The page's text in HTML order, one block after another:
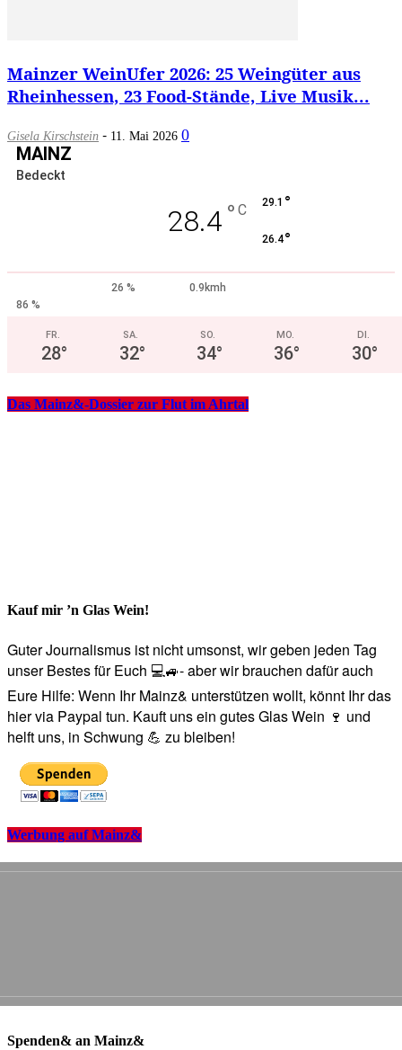
Mainzer WeinUfer 2026: 25 Weingüter aus
Rheinhessen, 23 Food-Stände, Live Musik...
Gisela Kirschstein - 11. Mai 2026 0
MAINZ
Bedeckt
28.4 ° C 29.1 °
26.4°
26 %
0.9kmh
86 %
FR.
28°
SA.
32°
SO.
34°
MO.
36°
DI.
30°
Das Mainz&-Dossier zur Flut im Ahrtal
Kauf mir ’n Glas Wein!
Guter Journalismus ist nicht umsonst, wir geben jeden Tag
unser Bestes für Euch 💻🚙- aber wir brauchen dafür auch
Eure Hilfe: Wenn Ihr Mainz& unterstützen wollt, könnt Ihr das
hier via Paypal tun. Kauft uns ein gutes Glas Wein 🍷 und
helft uns, in Schwung 💪 zu bleiben!
Werbung auf Mainz&
Spenden& an Mainz&